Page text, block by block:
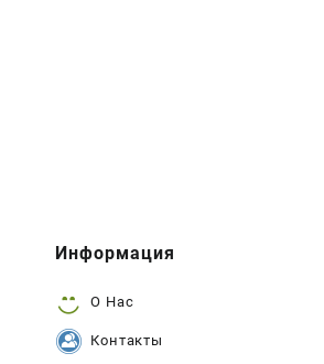
Информация
О Нас
Контакты